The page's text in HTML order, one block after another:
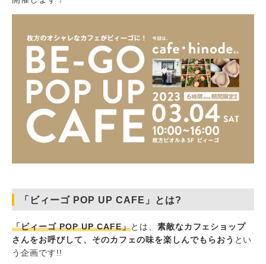
「ビィーゴ POP UP CAFE」とは?
「ビィーゴ POP UP CAFE」とは、 素敵なカフェショップ
さんをお呼びして、そのカフェの味を楽しんでもらおう とい
う企画です!!